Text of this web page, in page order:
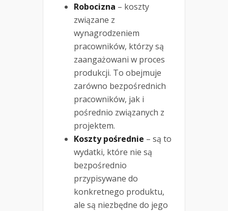
Robocizna – koszty
związane z
wynagrodzeniem
pracowników, którzy są
zaangażowani w proces
produkcji. To obejmuje
zarówno bezpośrednich
pracowników, jak i
pośrednio związanych z
projektem.
Koszty pośrednie – są to
wydatki, które nie są
bezpośrednio
przypisywane do
konkretnego produktu,
ale są niezbędne do jego